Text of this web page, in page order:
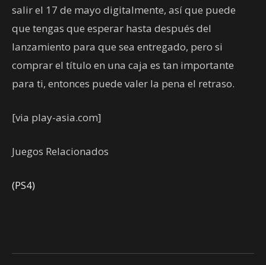
salir el 17 de mayo digitalmente, así que puede
que tengas que esperar hasta después del
lanzamiento para que sea entregado, pero si
comprar el título en una caja es tan importante
para ti, entonces puede valer la pena el retraso.
[via play-asia.com]
Juegos Relacionados
(PS4)